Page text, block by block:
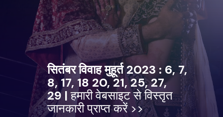
सितंबर विवाह मुहूर्त 2023 : 6, 7,
8, 17, 18 20, 21, 25, 27,
29 |हमारी वेबसाइट से विस्तृत
जानकारी प्राप्त करें >>